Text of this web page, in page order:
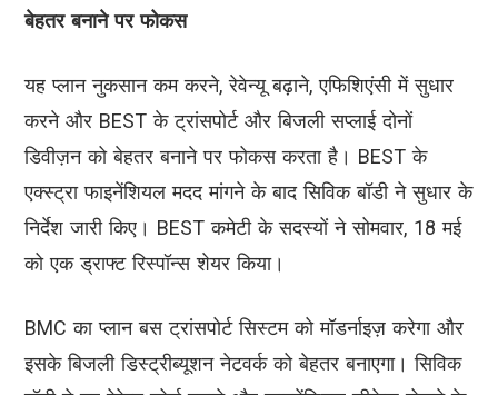
बेहतर बनाने पर फोकस
यह प्लान नुकसान कम करने, रेवेन्यू बढ़ाने, एफिशिएंसी में सुधार
करने और BEST के ट्रांसपोर्ट और बिजली सप्लाई दोनों
डिवीज़न को बेहतर बनाने पर फोकस करता है। BEST के
एक्स्ट्रा फाइनेंशियल मदद मांगने के बाद सिविक बॉडी ने सुधार के
निर्देश जारी किए। BEST कमेटी के सदस्यों ने सोमवार, 18 मई
को एक ड्राफ्ट रिस्पॉन्स शेयर किया।
BMC का प्लान बस ट्रांसपोर्ट सिस्टम को मॉडर्नाइज़ करेगा और
इसके बिजली डिस्ट्रीब्यूशन नेटवर्क को बेहतर बनाएगा। सिविक